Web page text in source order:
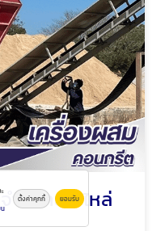
หน่ายอะไหล่
น
ตั้งค่าคุกกี้ ยอมรับ